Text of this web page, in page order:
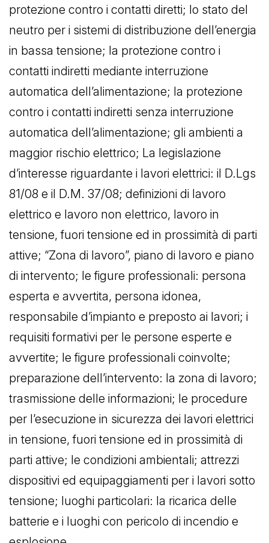
protezione contro i contatti diretti; lo stato del
neutro per i sistemi di distribuzione dell’energia
in bassa tensione; la protezione contro i
contatti indiretti mediante interruzione
automatica dell’alimentazione; la protezione
contro i contatti indiretti senza interruzione
automatica dell’alimentazione; gli ambienti a
maggior rischio elettrico; La legislazione
d’interesse riguardante i lavori elettrici: il D.Lgs
81/08 e il D.M. 37/08; definizioni di lavoro
elettrico e lavoro non elettrico, lavoro in
tensione, fuori tensione ed in prossimità di parti
attive; “Zona di lavoro”, piano di lavoro e piano
di intervento; le figure professionali: persona
esperta e avvertita, persona idonea,
responsabile d’impianto e preposto ai lavori; i
requisiti formativi per le persone esperte e
avvertite; le figure professionali coinvolte;
preparazione dell’intervento: la zona di lavoro;
trasmissione delle informazioni; le procedure
per l’esecuzione in sicurezza dei lavori elettrici
in tensione, fuori tensione ed in prossimità di
parti attive; le condizioni ambientali; attrezzi
dispositivi ed equipaggiamenti per i lavori sotto
tensione; luoghi particolari: la ricarica delle
batterie e i luoghi con pericolo di incendio e